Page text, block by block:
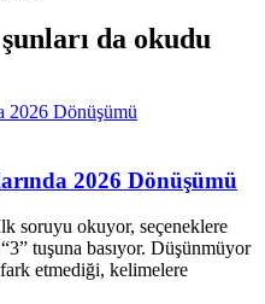
da okudu
2026 Dönüşümü
soruyu okuyor, seçeneklere
tuşuna basıyor. Düşünmüyor
etmediği, kelimelere